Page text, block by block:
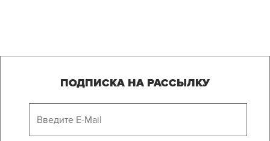
ПОДПИСКА НА РАССЫЛКУ